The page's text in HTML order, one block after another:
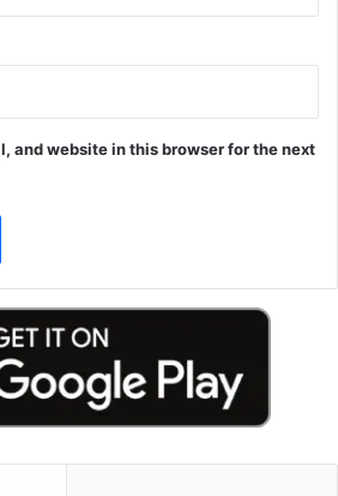
and website in this browser for the next